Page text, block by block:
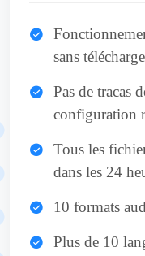
sans
Pas de tracas
configuration
Tous les
dans les 24
10 formats
Plus de 10